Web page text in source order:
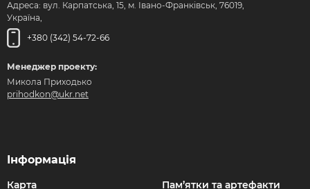
Адреса: вул. Карпатська, 15, м. Івано-Франківськ, 76019,
Україна,
+380 (342) 54-72-66
Менеджер проекту:
Микола Приходько
prihodkon@ukr.net
Інформація
Карта Пам’ятки та артефакти